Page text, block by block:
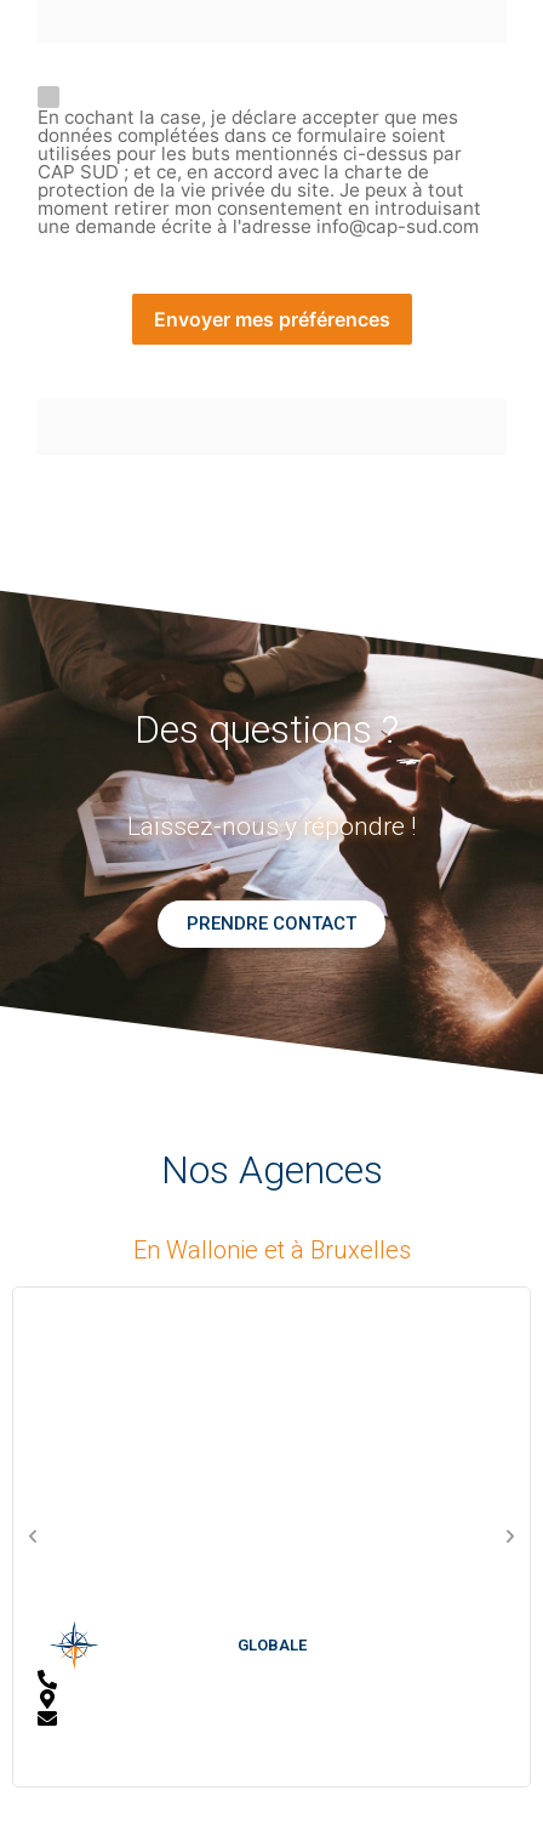
En cochant la case, je déclare accepter que mes
données complétées dans ce formulaire soient
utilisées pour les buts mentionnés ci-dessus par
CAP SUD ; et ce, en accord avec la charte de
protection de la vie privée du site. Je peux à tout
moment retirer mon consentement en introduisant
une demande écrite à l'adresse info@cap-sud.com
Envoyer mes préférences
Des questions ?
Laissez-nous y répondre !
PRENDRE CONTACT
Nos Agences
En Wallonie et à Bruxelles
GLOBALE